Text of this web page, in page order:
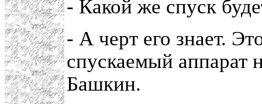
- Какой же спуск
- А черт его знает.
спускаемый аппарат
Башкин.